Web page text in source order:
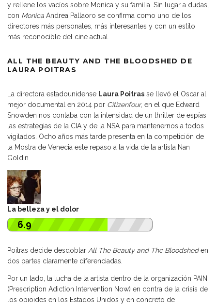
y rellene los vacíos sobre Monica y su familia. Sin lugar a dudas,
con Monica Andrea Pallaoro se confirma como uno de los
directores más personales, más interesantes y con un estilo
más reconocible del cine actual.
ALL THE BEAUTY AND THE BLOODSHED DE
LAURA POITRAS
La directora estadounidense Laura Poitras se llevó el Oscar al
mejor documental en 2014 por Citizenfour, en el que Edward
Snowden nos contaba con la intensidad de un thriller de espías
las estrategias de la CIA y de la NSA para mantenernos a todos
vigilados. Ocho años más tarde presenta en la competición de
la Mostra de Venecia este repaso a la vida de la artista Nan
Goldin.
La belleza y el dolor
6.9
Poitras decide desdoblar All The Beauty and The Bloodsheden
dos partes claramente diferenciadas.
Por un lado, la lucha de la artista dentro de la organización PAIN
(Prescription Adiction Intervention Now) en contra de la crisis de
los opioides en los Estados Unidos y en concreto de